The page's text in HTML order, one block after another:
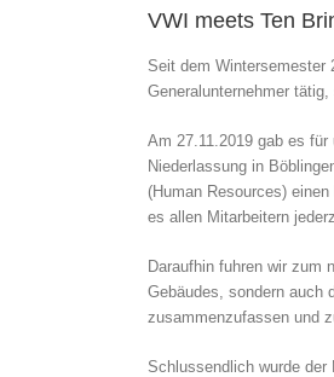
Bild
VWI meets Ten
Seit dem Wintersemester
Generalunternehmer
Am 27.11.2019 gab es
Niederlassung in
(Human Resources)
es allen Mitarbeitern
Daraufhin fuhren wir zum
Gebäudes, sondern auch
zusammenzufassen und
Schlussendlich wurde der